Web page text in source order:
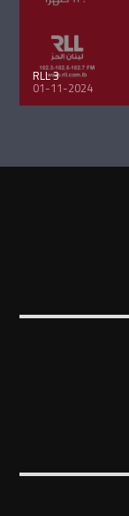
RLL 3
01-11-2024